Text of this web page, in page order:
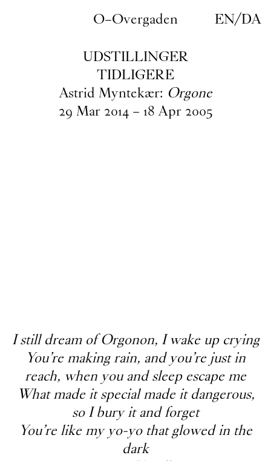
O–Overgaden EN/DA
UDSTILLINGER
TIDLIGERE
Astrid Myntekær: Orgone
29 Mar2014 – 18Apr2005
I still dream of Orgonon, I wake up crying
You’re making rain, and you’re just in
reach, when you and sleep escape me
What made it special made it dangerous,
so I bury it and forget
You’re like my yo-yo that glowed in the
dark